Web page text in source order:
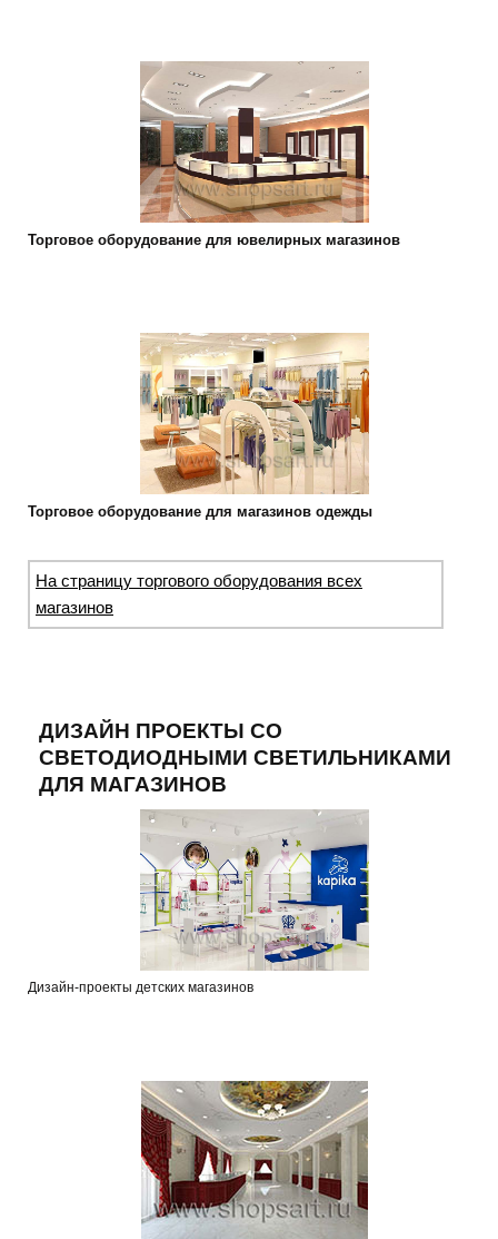
Торговое оборудование для ювелирных магазинов
Торговое оборудование для магазинов одежды
На страницу торгового оборудования всех
магазинов
ДИЗАЙН ПРОЕКТЫ СО
СВЕТОДИОДНЫМИ СВЕТИЛЬНИКАМИ
ДЛЯ МАГАЗИНОВ
Дизайн-проекты детских магазинов